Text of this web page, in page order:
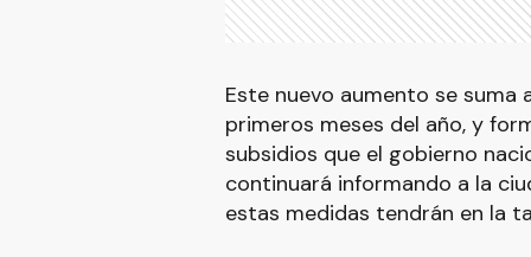
Este nuevo aumento se
primeros meses del año, y
subsidios que el gobierno
continuará informando a la
estas medidas tendrán en la